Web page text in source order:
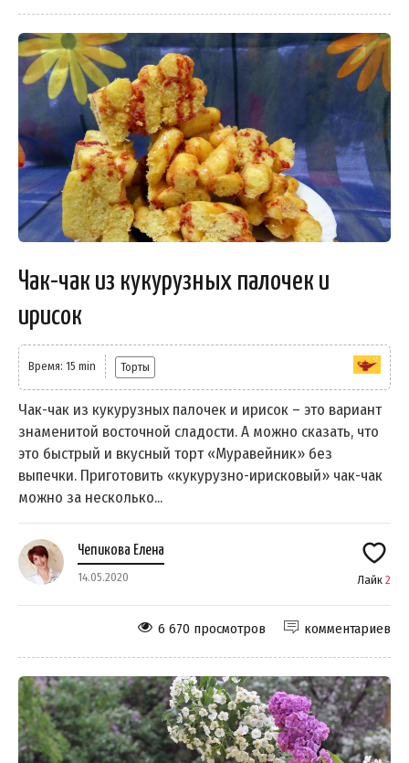
Чак-чак из кукурузных палочек и
ирисок
Время: 15 min Торты
Чак-чак из кукурузных палочек и ирисок – это вариант
знаменитой восточной сладости. А можно сказать, что
это быстрый и вкусный торт «Муравейник» без
выпечки. Приготовить «кукурузно-ирисковый» чак-чак
можно за несколько...
Чепикова Елена
14.05.2020 Лайк 2
комментариев
6 670 просмотров